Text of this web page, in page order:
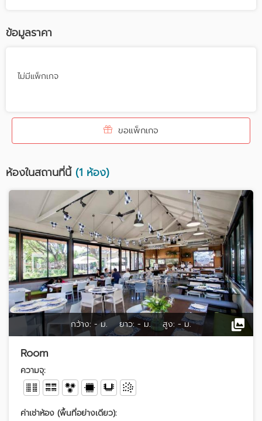
ข้อมูลราคา
ไม่มีแพ็กเกจ
ขอแพ็กเกจ
ห้องในสถานที่นี้(1 ห้อง)
กว้าง: - ม. ยาว: - ม. สูง: - ม.
Room
ความจุ:
ค่าเช่าห้อง (พื้นที่อย่างเดียว):